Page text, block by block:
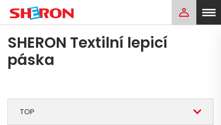
SHERON Textilní lepicí
páska
TOP